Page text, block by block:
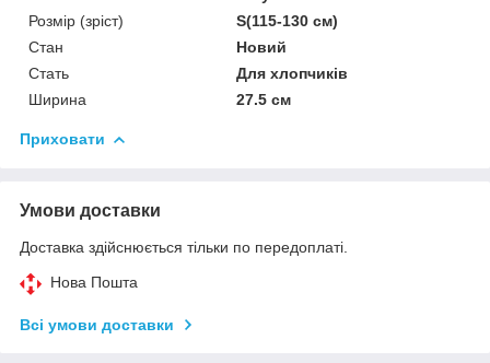
Розмір (зріст)
S(115-130 см)
Стан
Новий
Стать
Для хлопчиків
Ширина
27.5 см
Приховати
Умови доставки
Доставка здійснюється тільки по передоплаті.
Нова Пошта
Всі умови доставки